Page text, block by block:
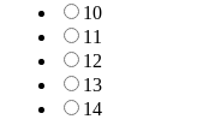
10
11
12
13
14